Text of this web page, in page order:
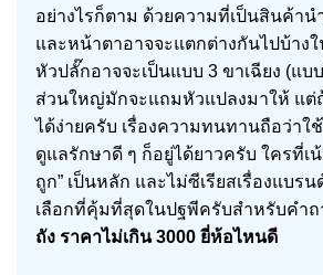
อย่างไรก็ตาม ด้วยความที่เป็นสินค้านำ
และหน้าตาอาจจะแตกต่างกันไปบ้าง
หัวปลั๊กอาจจะเป็นแบบ 3 ขาเฉียง (แบ
ส่วนใหญ่มักจะแถมหัวแปลงมาให้ แต่
ได้ง่ายครับ เรื่องความทนทานถือว่าใ
ดูแลรักษาดี ๆ ก็อยู่ได้ยาวครับ ใครที่เ
ถูก” เป็นหลัก และไม่ซีเรียสเรื่องแบร
เลือกที่คุ้มที่สุดในปฐพีครับสำหรับคำถ
ถัง ราคาไม่เกิน 3000 ยี่ห้อไหนดี